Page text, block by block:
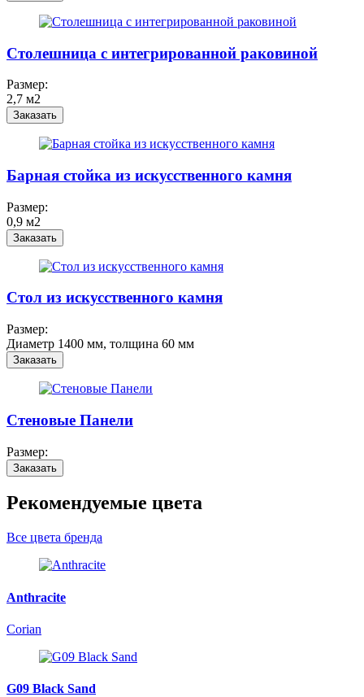
Столешница c интегрированной раковиной
Размер:
2,7 м2
Заказать
Барная стойка из искусственного камня
Размер:
0,9 м2
Заказать
Стол из искусственного камня
Размер:
Диаметр 1400 мм, толщина 60 мм
Заказать
Стеновые Панели
Размер:
Заказать
Рекомендуемые цвета
Все цвета бренда
Anthracite
Corian
G09 Black Sand